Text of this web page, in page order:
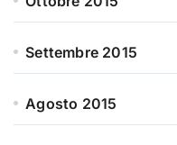
Settembre 2015
Agosto 2015